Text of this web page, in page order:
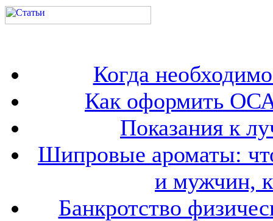
Когда
Как оформить
Показания к
Шипровые ароматы:
и мужчин,
Банкротство